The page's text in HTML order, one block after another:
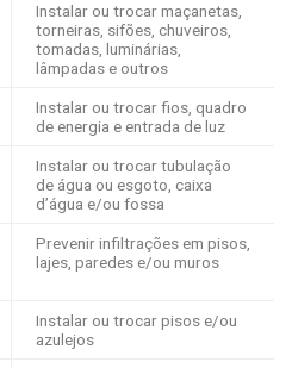
​Instalar ou trocar maçanetas,
torneiras, sifões, chuveiros,
tomadas, luminárias,
lâmpadas e outros
​Instalar ou trocar fios, quadro
de energia e entrada de luz
​Instalar ou trocar tubulação
de água ou esgoto, caixa
d’água e/ou fossa
​Prevenir infiltrações em pisos,
lajes, paredes e/ou muros
Instalar ou trocar pisos e/ou
azulejos​